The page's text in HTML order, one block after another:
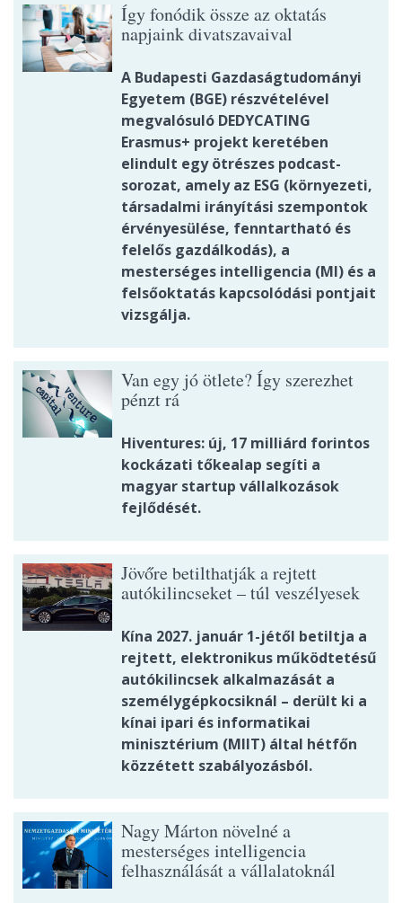
Így fonódik össze az oktatás
napjaink divatszavaival
A Budapesti Gazdaságtudományi
Egyetem (BGE) részvételével
megvalósuló DEDYCATING
Erasmus+ projekt keretében
elindult egy ötrészes podcast-
sorozat, amely az ESG (környezeti,
társadalmi irányítási szempontok
érvényesülése, fenntartható és
felelős gazdálkodás), a
mesterséges intelligencia (MI) és a
felsőoktatás kapcsolódási pontjait
vizsgálja.
Van egy jó ötlete? Így szerezhet
pénzt rá
Hiventures: új, 17 milliárd forintos
kockázati tőkealap segíti a
magyar startup vállalkozások
fejlődését.
Jövőre betilthatják a rejtett
autókilincseket – túl veszélyesek
Kína 2027. január 1-jétől betiltja a
rejtett, elektronikus működtetésű
autókilincsek alkalmazását a
személygépkocsiknál – derült ki a
kínai ipari és informatikai
minisztérium (MIIT) által hétfőn
közzétett szabályozásból.
Nagy Márton növelné a
mesterséges intelligencia
felhasználását a vállalatoknál